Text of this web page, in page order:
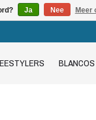
BLANCOS
Ja Nee Meer